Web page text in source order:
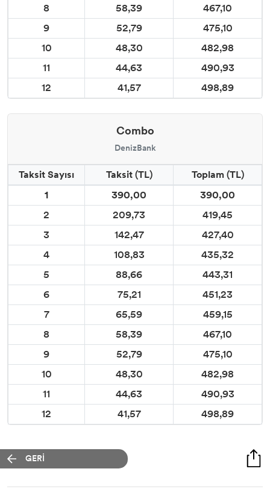
8
58,39
467,10
9
52,79
475,10
10
48,30
482,98
11
44,63
490,93
12
41,57 498,89
Combo
DenizBank
Taksit Sayısı Taksit (TL)
Toplam (TL)
1
390,00
390,00
2
209,73
419,45
3
142,47
427,40
4
108,83
435,32
5
88,66
443,31
6
75,21
451,23
7
65,59
459,15
8
58,39
467,10
9
52,79
475,10
10
48,30
482,98
11
44,63
490,93
12
41,57 498,89
GERİ